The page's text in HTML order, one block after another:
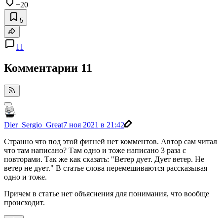
+20
5
11
Комментарии 11
Dier_Sergio_Great7 ноя 2021 в 21:42
Странно что под этой фигней нет комментов. Автор сам читал
что там написано? Там одно и тоже написано 3 раза с
повторами. Так же как сказать: "Ветер дует. Дует ветер. Не
ветер не дует." В статье слова перемешиваются рассказывая
одно и тоже.
Причем в статье нет объяснения для понимания, что вообще
происходит.